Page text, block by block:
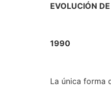
EVOLUCIÓN
1990
La única forma